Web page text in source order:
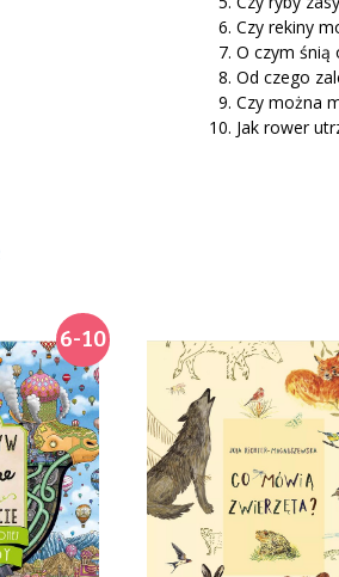
Czy rekiny
O czym śnią
Od czego
Czy można
Jak rower
6-10